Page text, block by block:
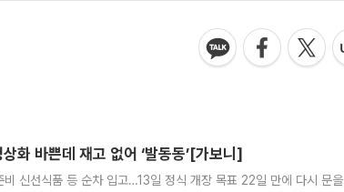
화 바쁜데 재고 없어 ‘발동동’[가보니]
신선식품 등 순차 입고…13일 정식 개장 목표 22일 만에 다시 문을